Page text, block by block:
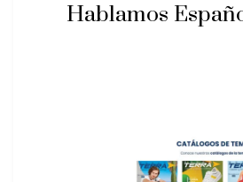
Hablamos